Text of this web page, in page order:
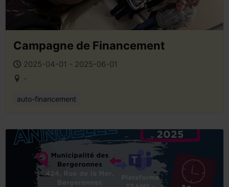
Campagne de Financement
2025-04-01 - 2025-06-01
-
auto-financement